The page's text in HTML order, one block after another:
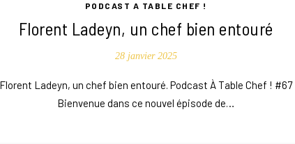
PODCAST A TABLE CHEF !
Florent Ladeyn, un chef bien entouré
28 janvier 2025
Florent Ladeyn, un chef bien entouré. Podcast À Table Chef ! #67
Bienvenue dans ce nouvel épisode de…